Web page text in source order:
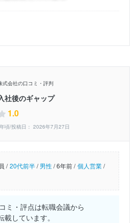
式会社の口コミ・評判
社後のギャップ
1.0
頃/投稿日： 2026年7月27日
/ 20代前半/男性/6年前 / 個人営業/
ミ・評点は転職会議から
載しています。